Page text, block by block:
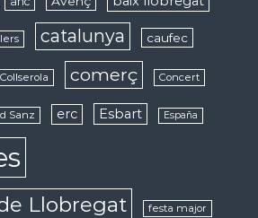
catalunya caufec
Collserola comerç Concert
Sanz erc Esbart España
Llobregat festa major